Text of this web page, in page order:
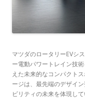
マツダのロータリーEVシ
ー電動パワートレイン技
えた未来的なコンパクト
ージは、最先端のデザイ
ビリティの未来を体現して